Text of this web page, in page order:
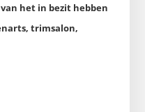
het in bezit hebben
trimsalon,